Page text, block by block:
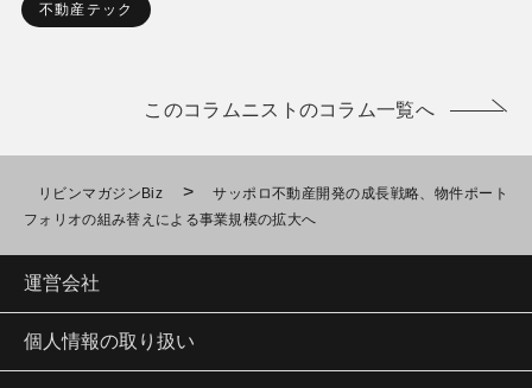
不動産テック
このコラムニストのコラム一覧へ
リビンマガジンBiz >
サッポロ不動産開発の成長戦略、物件ポート
フォリオの組み替えによる事業規模の拡大へ
運営会社
個人情報の取り扱い